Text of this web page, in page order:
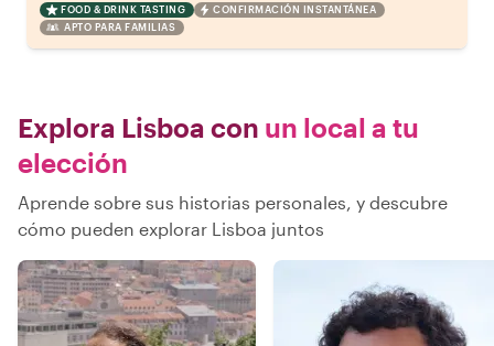
FOOD & DRINK TASTING
CONFIRMACIÓN INSTANTÁNEA
APTO PARA FAMILIAS
Explora Lisboa con un local a tu
elección
Aprende sobre sus historias personales, y descubre
cómo pueden explorar Lisboa juntos